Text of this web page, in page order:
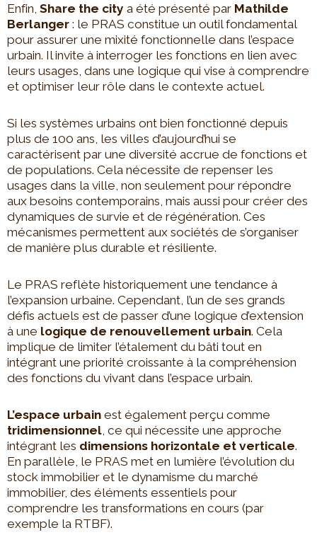
Enfin, Share the city a été présenté par Mathilde
Berlanger : le PRAS constitue un outil fondamental
pour assurer une mixité fonctionnelle dans l’espace
urbain. Il invite à interroger les fonctions en lien avec
leurs usages, dans une logique qui vise à comprendre
et optimiser leur rôle dans le contexte actuel.
Si les systèmes urbains ont bien fonctionné depuis
plus de 100 ans, les villes d’aujourd’hui se
caractérisent par une diversité accrue de fonctions et
de populations. Cela nécessite de repenser les
usages dans la ville, non seulement pour répondre
aux besoins contemporains, mais aussi pour créer des
dynamiques de survie et de régénération. Ces
mécanismes permettent aux sociétés de s’organiser
de manière plus durable et résiliente.
Le PRAS reflète historiquement une tendance à
l’expansion urbaine. Cependant, l’un de ses grands
défis actuels est de passer d’une logique d’extension
à une logique de renouvellement urbain. Cela
implique de limiter l’étalement du bâti tout en
intégrant une priorité croissante à la compréhension
des fonctions du vivant dans l’espace urbain.
L’espace urbain est également perçu comme
tridimensionnel , ce qui nécessite une approche
intégrant les dimensions horizontale et verticale.
En parallèle, le PRAS met en lumière l’évolution du
stock immobilier et le dynamisme du marché
immobilier, des éléments essentiels pour
comprendre les transformations en cours (par
exemple la RTBF).